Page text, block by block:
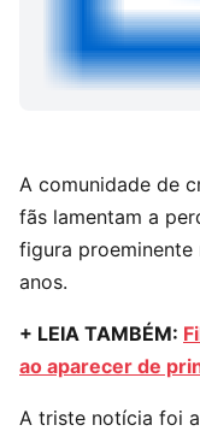
A comunidade de
fãs lamentam a
figura proeminente
anos.
+ LEIA TAMBÉM:
ao aparecer de
A triste notícia foi